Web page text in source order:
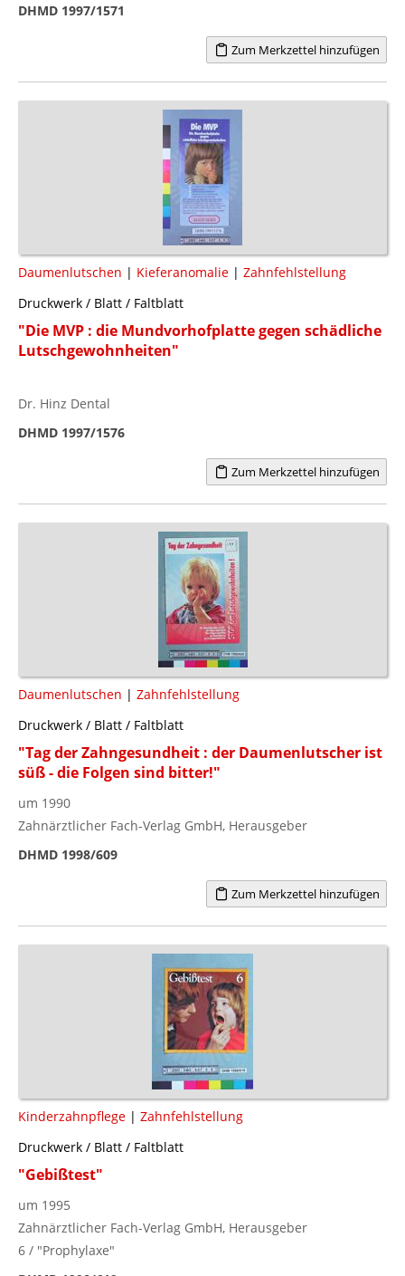
DHMD 1997/1571
Zum Merkzettel hinzufügen
Daumenlutschen | Kieferanomalie | Zahnfehlstellung
Druckwerk / Blatt / Faltblatt
"Die MVP : die Mundvorhofplatte gegen schädliche
Lutschgewohnheiten"
Dr. Hinz Dental
DHMD 1997/1576
Zum Merkzettel hinzufügen
Daumenlutschen | Zahnfehlstellung
Druckwerk / Blatt / Faltblatt
"Tag der Zahngesundheit : der Daumenlutscher ist
süß - die Folgen sind bitter!"
um 1990
Zahnärztlicher Fach-Verlag GmbH, Herausgeber
DHMD 1998/609
Zum Merkzettel hinzufügen
Kinderzahnpflege | Zahnfehlstellung
Druckwerk / Blatt / Faltblatt
"Gebißtest"
um 1995
Zahnärztlicher Fach-Verlag GmbH, Herausgeber
6 / "Prophylaxe"